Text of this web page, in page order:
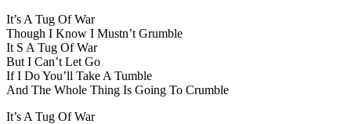
It’s A Tug Of War
Though I Know I Mustn’t Grumble
It S A Tug Of War
But I Can’t Let Go
If I Do You’ll Take A Tumble
And The Whole Thing Is Going To Crumble
It’s A Tug Of War